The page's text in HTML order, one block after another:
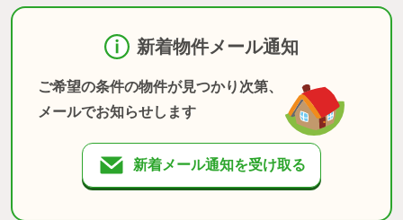
新着物件メール通知
ご希望の条件の物件が見つかり次第、
メールでお知らせします
新着メール通知を受け取る